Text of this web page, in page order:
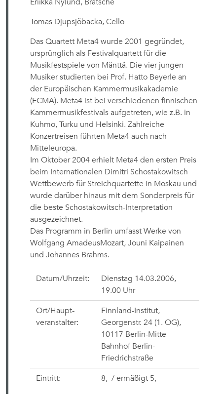
Eriikka Nylund, Bratsche
Tomas Djupsjöbacka, Cello
Das Quartett Meta4 wurde 2001 gegründet,
ursprünglich als Festivalquartett für die
Musikfestspiele von Mänttä. Die vier jungen
Musiker studierten bei Prof. Hatto Beyerle an
der Europäischen Kammermusikakademie
(ECMA). Meta4 ist bei verschiedenen finnischen
Kammermusikfestivals aufgetreten, wie z.B. in
Kuhmo, Turku und Helsinki. Zahlreiche
Konzertreisen führten Meta4 auch nach
Mitteleuropa.
Im Oktober 2004 erhielt Meta4 den ersten Preis
beim Internationalen Dimitri Schostakowitsch
Wettbewerb für Streichquartette in Moskau und
wurde darüber hinaus mit dem Sonderpreis für
die beste Schostakowitsch-Interpretation
ausgezeichnet.
Das Programm in Berlin umfasst Werke von
Wolfgang AmadeusMozart, Jouni Kaipainen
und Johannes Brahms.
Datum/Uhrzeit:
Dienstag 14.03.2006,
19.00 Uhr
Ort/Haupt-
veranstalter:
Finnland-Institut,
Georgenstr. 24 (1. OG),
10117 Berlin-Mitte
Bahnhof Berlin-
Friedrichstraße
Eintritt: 8,  / ermäßigt 5, 